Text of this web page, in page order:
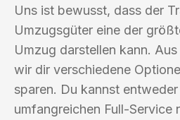
Uns ist bewusst, dass der
Umzugsgüter eine der
Umzug darstellen kann.
wir dir verschiedene
sparen. Du kannst entweder
umfangreichen Full-Service